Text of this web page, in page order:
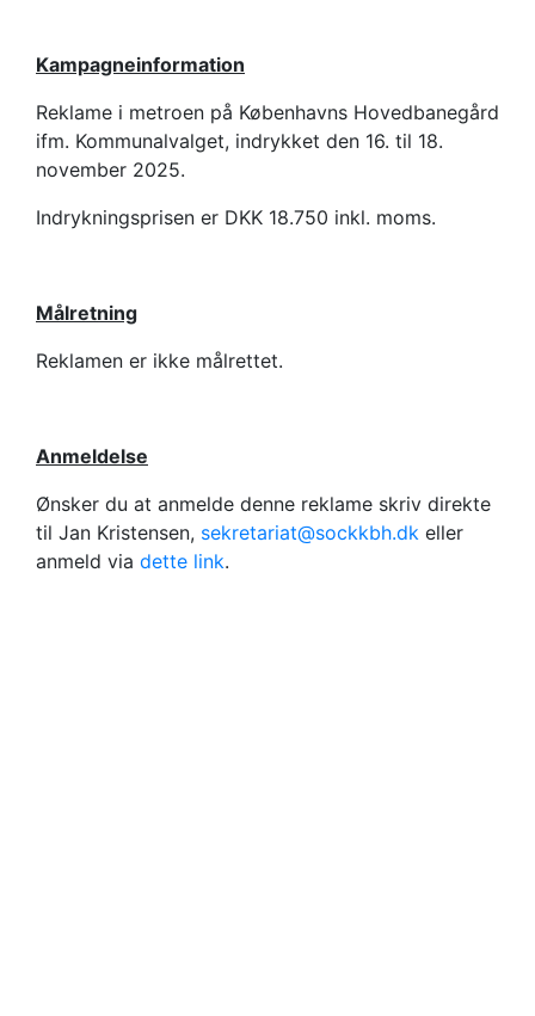
Kampagneinformation
Reklame i metroen på Københavns Hovedbanegård
ifm. Kommunalvalget, indrykket den 16. til 18.
november 2025.
Indrykningsprisen er DKK 18.750 inkl. moms.
Målretning
Reklamen er ikke målrettet.
Anmeldelse
Ønsker du at anmelde denne reklame skriv direkte
til Jan Kristensen, sekretariat@sockkbh.dk eller
anmeld via dette link.